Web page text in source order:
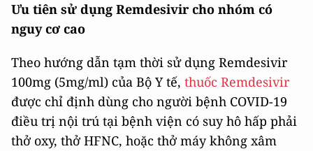
Ưu tiên sử dụng Remdesivir cho nhóm có
nguy cơ cao
Theo hướng dẫn tạm thời sử dụng Remdesivir
100mg (5mg/ml) của Bộ Y tế, thuốc Remdesivir
được chỉ định dùng cho người bệnh COVID-19
điều trị nội trú tại bệnh viện có suy hô hấp phải
thở oxy, thở HFNC, hoặc thở máy không xâm